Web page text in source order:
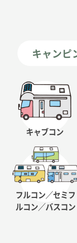
キャンピ
キャブコン
フルコン／セミフ
ルコン／バスコン